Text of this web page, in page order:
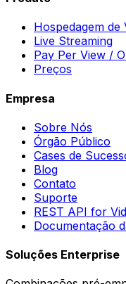
Hospedagem de
Live Streaming
Pay Per View /
Preços
Empresa
Sobre Nós
Órgão Público
Cases de
Blog
Contato
Suporte
REST API for
Documentação
Soluções Enterprise